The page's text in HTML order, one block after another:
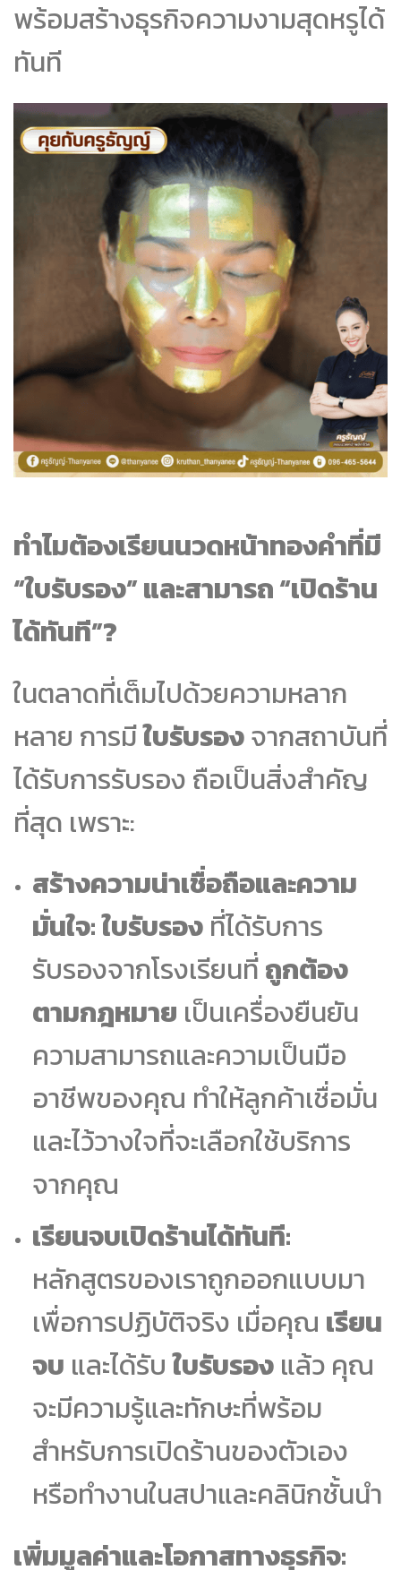
พร้อมสร้างธุรกิจความงามสุดหรูได้
ทันที
ทำไมต้องเรียนนวดหน้าทองคำที่มี
“ใบรับรอง” และสามารถ “เปิดร้าน
ได้ทันที”?
ในตลาดที่เต็มไปด้วยความหลาก
หลาย การมีใบรับรองจากสถาบันที่
ได้รับการรับรอง ถือเป็นสิ่งสำคัญ
ที่สุด เพราะ:
สร้างความน่าเชื่อถือและความ
มั่นใจ:ใบรับรองที่ได้รับการ
รับรองจากโรงเรียนที่ถูกต้อง
ตามกฎหมาย เป็นเครื่องยืนยัน
ความสามารถและความเป็นมือ
อาชีพของคุณ ทำให้ลูกค้าเชื่อมั่น
และไว้วางใจที่จะเลือกใช้บริการ
จากคุณ
เรียนจบเปิดร้านได้ทันที:
หลักสูตรของเราถูกออกแบบมา
เพื่อการปฏิบัติจริง เมื่อคุณ เรียน
จบ และได้รับใบรับรองแล้ว คุณ
จะมีความรู้และทักษะที่พร้อม
สำหรับการเปิดร้านของตัวเอง
หรือทำงานในสปาและคลินิกชั้นนำ
เพิ่มมูลค่าและโอกาสทางธุรกิจ: